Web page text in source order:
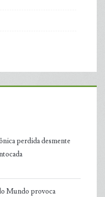
perdida desmente
Mundo provoca